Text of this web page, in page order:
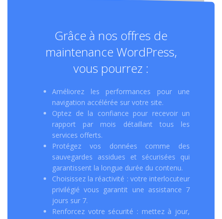
Grâce à nos offres de
maintenance WordPress,
vous pourrez :
Améliorez les performances pour une
navigation accélérée sur votre site.
Optez de la confiance pour recevoir un
rapport par mois détaillant tous les
services offerts.
Protégez vos données comme des
sauvegardes assidues et sécurisées qui
garantissent la longue durée du contenu.
Choisissez la réactivité : votre interlocuteur
privilégié vous garantit une assistance 7
jours sur 7.
Renforcez votre sécurité : mettez à jour,